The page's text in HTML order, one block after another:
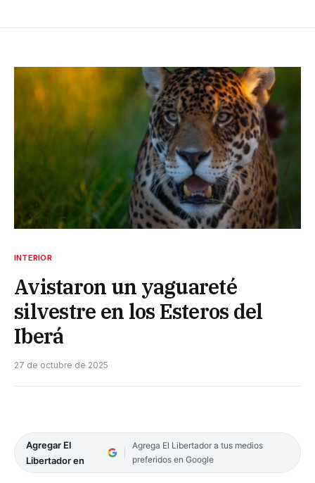
INTERIOR
Avistaron un yaguareté
silvestre en los Esteros del
Iberá
27 de octubre de 2025
Agregar El
Libertador en
Agrega El Libertador a tus medios
preferidos en Google